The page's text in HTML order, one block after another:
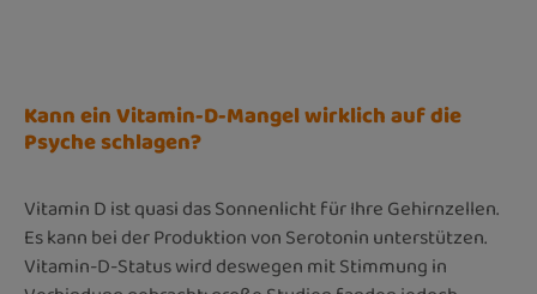
Kann ein Vitamin-D-Mangel wirklich auf die
Psyche schlagen?
Vitamin D ist quasi das Sonnenlicht für Ihre Gehirnzellen.
Es kann bei der Produktion von Serotonin unterstützen.
Vitamin-D-Status wird deswegen mit Stimmung in